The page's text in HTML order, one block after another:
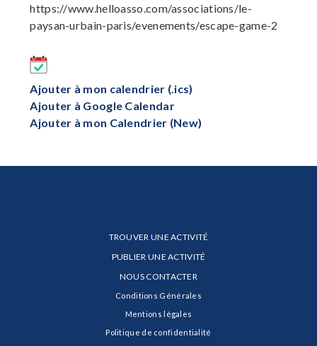
https://www.helloasso.com/associations/le-
paysan-urbain-paris/evenements/escape-game-2
Ajouter à mon calendrier (.ics)
Ajouter à Google Calendar
Ajouter à mon Calendrier (New)
TROUVER UNE ACTIVITÉ
PUBLIER UNE ACTIVITÉ
NOUS CONTACTER
Conditions Générales
Mentions légales
Politique de confidentialité